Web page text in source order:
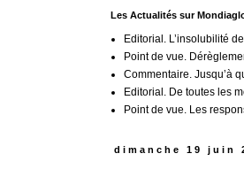
Les Actualités sur
Editorial. L’insolubilité
Point de vue.
Commentaire. Jusqu’à
Editorial. De toutes les
Point de vue. Les
dimanche 19 juin